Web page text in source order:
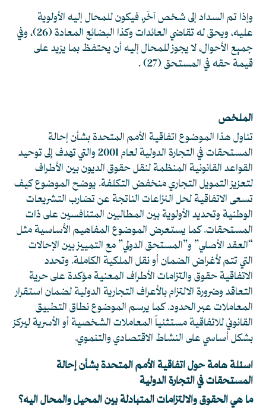
وإذا تم السداد إلى شخص آخَر، فيكون للمحال إليه الأولوية
عليه، ويحق له تقاضي العائدات وكذا البضائع المعادة(26)
، وفي
جميع الأحوال، لا يجوز للمحال إليه أن يحتفظ بما يزيد على
قيمة حقه في المستحق(27)
.
الملخص
تناول هذا الموضوع اتفاقية الأمم المتحدة بشأن إحالة
المستحقات في التجارة الدولية لعام 2001 والتي تهدف إلى توحيد
القواعد القانونية المنظمة لنقل حقوق الديون بين الأطراف
لتعزيز التمويل التجاري منخفض التكلفة. يوضح الموضوع كيف
تسعى الاتفاقية لحل النزاعات الناتجة عن تضارب التشريعات
الوطنية وتحديد الأولوية بين المطالبين المتنافسين على ذات
المستحقات. كما يستعرض الموضوع المفاهيم الأساسية مثل
“العقد الأصلي” و”المستحق الدولي” مع التمييز بين الإحالات
التي تتم لأغراض الضمان أو نقل الملكية الكاملة. وتحدد
الاتفاقية حقوق والتزامات الأطراف المعنية مؤكدة على حرية
التعاقد وضرورة الالتزام بالأعراف التجارية الدولية لضمان استقرار
المعاملات عبر الحدود. كما يرسم الموضوع نطاق التطبيق
القانوني للاتفاقية مستثنياً المعاملات الشخصية أو الأسرية ليركز
بشكل أساسي على النشاط الاقتصادي والتنموي.
اسئلة هامة حول اتفاقية الأمم المتحدة بشأن إحالة
المستحقات في التجارة الدولية
ما هي الحقوق والالتزامات المتبادلة بين المحيل والمحال اليه؟